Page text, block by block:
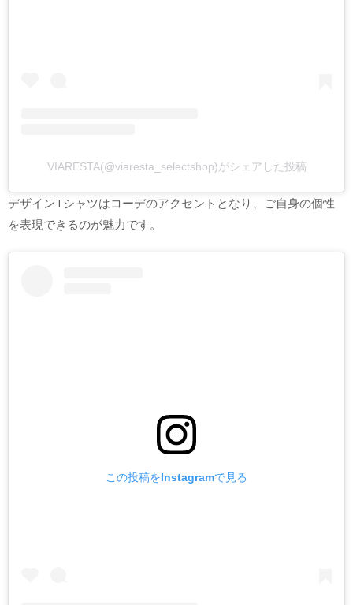
VIARESTA(@viaresta_selectshop)がシェアした投稿
デザインTシャツはコーデのアクセントとなり、ご自身の個性
を表現できるのが魅力です。
この投稿をInstagramで見る